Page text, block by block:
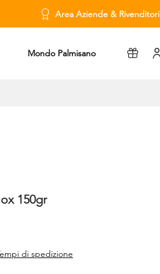
Area Aziende & Rivenditori
Mondo Palmisano
150gr
di spedizione